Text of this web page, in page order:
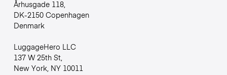
Århusgade 118,
DK-2150 Copenhagen
Denmark
LuggageHero LLC
137 W 25th St,
New York, NY 10011